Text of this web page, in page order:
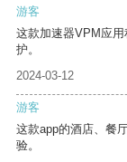
游客
这款加速器VPM应
护。
2024-03-12
游客
这款app的酒店、餐
验。